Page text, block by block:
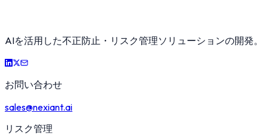
AIを活用した不正防止・リスク管理ソリューションの開発。
お問い合わせ
sales@nexiant.ai
リスク管理